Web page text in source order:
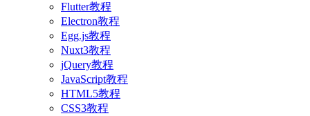
Flutter教程
Electron教程
Egg.js教程
Nuxt3教程
jQuery教程
JavaScript教程
HTML5教程
CSS3教程